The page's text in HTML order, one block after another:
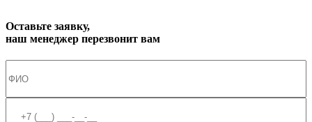
Оставьте заявку,
наш менеджер перезвонит вам